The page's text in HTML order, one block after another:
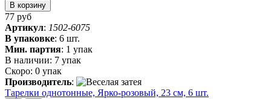
В корзину
77 руб
Артикул: 1502-6075
В упаковке: 6 шт.
Мин. партия: 1 упак
В наличии: 7 упак
Скоро: 0 упак
Производитель:
Тарелки однотонные, Ярко-розовый, 23 см, 6 шт.